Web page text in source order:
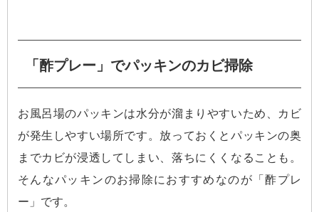
「酢プレー」でパッキンのカビ掃除
お風呂場のパッキンは水分が溜まりやすいため、カビ
が発生しやすい場所です。放っておくとパッキンの奥
までカビが浸透してしまい、落ちにくくなることも。
そんなパッキンのお掃除におすすめなのが「酢プレ
ー」です。